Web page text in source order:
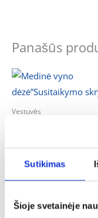
Sutikimas
Šioje svetainėje
Panašūs
Vestuvės
17.00€